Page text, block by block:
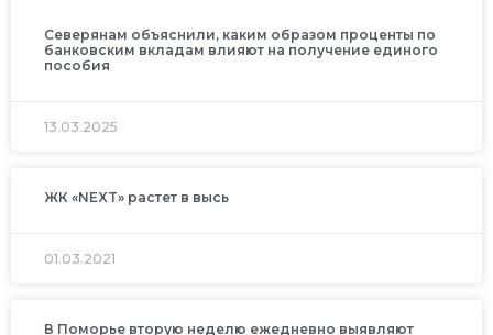
Северянам объяснили, каким образом проценты по
банковским вкладам влияют на получение единого
пособия
13.03.2025
ЖК «NEXT» растет в высь
01.03.2021
В Поморье вторую неделю ежедневно выявляют